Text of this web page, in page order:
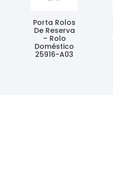
Porta Rolos
De Reserva
– Rolo
Doméstico
25916-A03